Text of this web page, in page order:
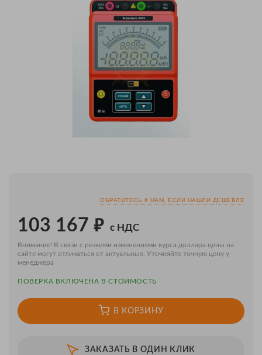
ОБРАТИТЕСЬ К НАМ, ЕСЛИ НАШЛИ ДЕШЕВЛЕ
103 167 ₽ с НДС
Внимание! В связи с резкими изменениями курса доллара цены на
сайте могут отличаться от актуальных. Уточняйте точную цену у
менеджера
ПОВЕРКA ВКЛЮЧЕНА В СТОИМОСТЬ
В КОРЗИНУ
ЗАКАЗАТЬ В ОДИН КЛИК